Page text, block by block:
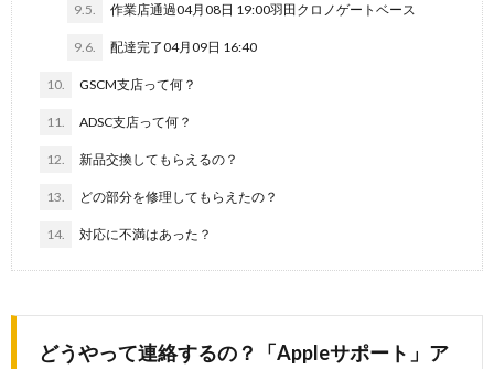
9.5. 作業店通過04月08日 19:00羽田クロノゲートベース
9.6. 配達完了04月09日 16:40
10. GSCM支店って何？
11. ADSC支店って何？
12. 新品交換してもらえるの？
13. どの部分を修理してもらえたの？
14. 対応に不満はあった？
どうやって連絡するの？「Appleサポート」ア